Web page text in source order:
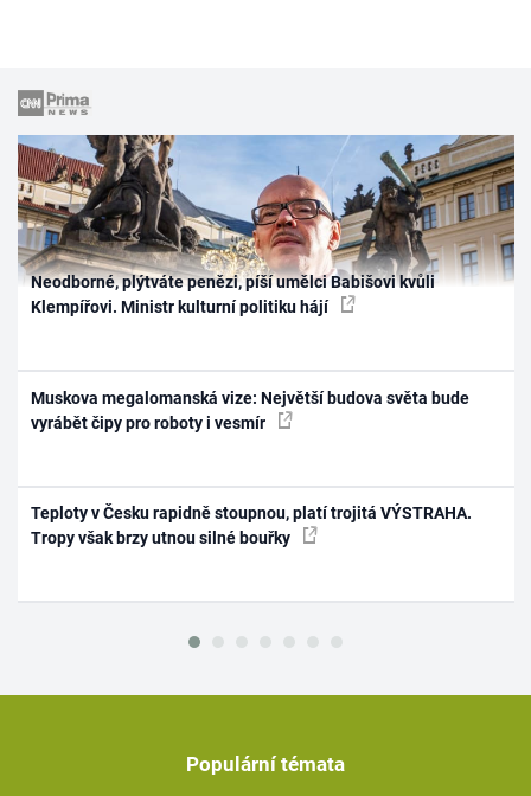
Neodborné, plýtváte penězi, píší umělci Babišovi kvůli
Klempířovi. Ministr kulturní politiku hájí
Muskova megalomanská vize: Největší budova světa bude
vyrábět čipy pro roboty i vesmír
Teploty v Česku rapidně stoupnou, platí trojitá VÝSTRAHA.
Tropy však brzy utnou silné bouřky
Populární témata